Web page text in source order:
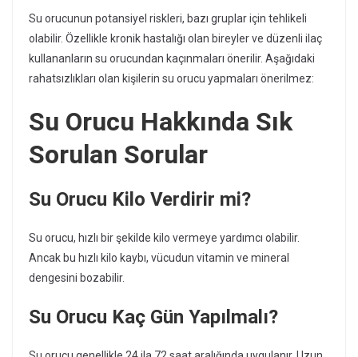
Su orucunun potansiyel riskleri, bazı gruplar için tehlikeli
olabilir. Özellikle kronik hastalığı olan bireyler ve düzenli ilaç
kullananların su orucundan kaçınmaları önerilir. Aşağıdaki
rahatsızlıkları olan kişilerin su orucu yapmaları önerilmez:
Su Orucu Hakkında Sık
Sorulan Sorular
Su Orucu Kilo Verdirir mi?
Su orucu, hızlı bir şekilde kilo vermeye yardımcı olabilir.
Ancak bu hızlı kilo kaybı, vücudun vitamin ve mineral
dengesini bozabilir.
Su Orucu Kaç Gün Yapılmalı?